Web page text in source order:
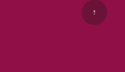
↑